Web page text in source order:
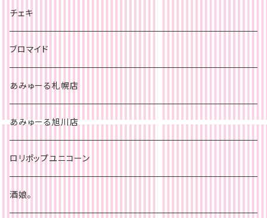
チェキ
札幌店
チェキ
チェキ
ブロマイド
あみゅーる札幌店
あみゅーる旭川店
ロリポップユニコーン
酒娘。